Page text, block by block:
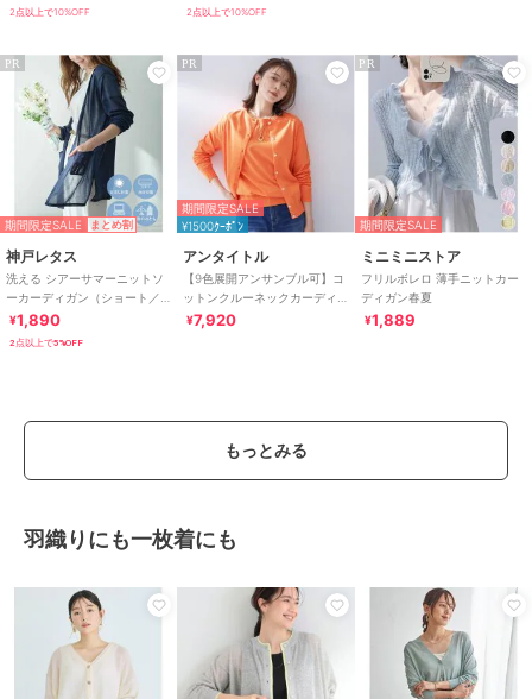
2点以上で10%OFF 2点以上で10%OFF
PR
期間限定SALE まとめ割
神戸レタス
洗える シアーサマーニットソ
ーカーディガン（ショート／
ミディアム／ロング）
[C3703]
¥1,890
2点以上で5%OFF
PR
期間限定SALE
¥1500ｸｰﾎﾟﾝ
アンタイトル
【9色展開アンサンブル可】コ
ットンクルーネックカーディ
ガン
¥7,920
PR
期間限定SALE
ミニミニストア
フリルボレロ 薄手ニットカー
ディガン春夏
¥1,889
もっとみる
羽織りにも一枚着にも